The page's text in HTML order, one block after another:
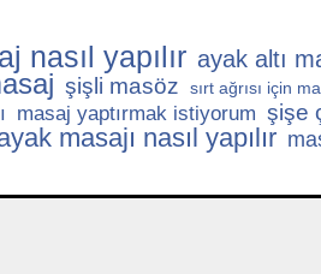
nasıl yapılır ayak altı
şişli masöz sırt ağrısı için
masaj yaptırmak istiyorum şişe
masajı nasıl yapılır